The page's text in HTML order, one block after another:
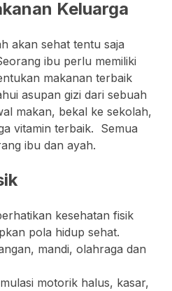
Keluarga
akan sehat tentu saja
ibu perlu memiliki
makanan terbaik
asupan gizi dari sebuah
makan, bekal ke sekolah,
vitamin terbaik. Semua
ibu dan ayah.
kesehatan fisik
pola hidup sehat.
mandi, olahraga dan
motorik halus, kasar,